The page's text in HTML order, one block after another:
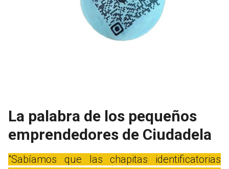
La palabra de los pequeños
emprendedores de Ciudadela
"Sabíamos que las chapitas identificatorias